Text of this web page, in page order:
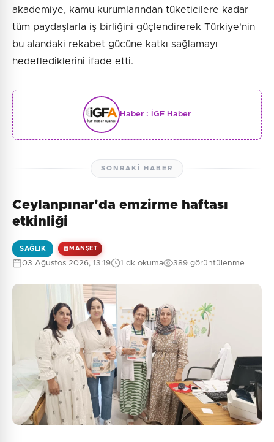
akademiye, kamu kurumlarından tüketicilere kadar
tüm paydaşlarla iş birliğini güçlendirerek Türkiye'nin
bu alandaki rekabet gücüne katkı sağlamayı
hedeflediklerini ifade etti.
Haber : İGF Haber
SONRAKI HABER
Ceylanpınar'da emzirme haftası
etkinliği
SAĞLIK MANŞET
03 Ağustos 2026, 13:19 1 dk okuma 389 görüntülenme